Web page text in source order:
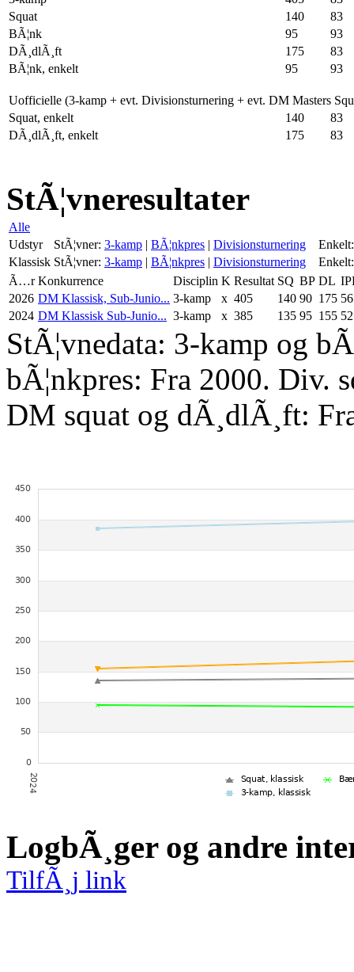
Squat
140
83
BÃ¦nk
95
93
DÃ¸dlÃ¸ft
175
83
BÃ¦nk, enkelt
95 93
Uofficielle (3-kamp + evt. Divisionsturnering + evt. DM Masters
Squat, enkelt
140
83
DÃ¸dlÃ¸ft, enkelt
175 83
StÃ¦vneresultater
Alle
Udstyr
StÃ¦vner: 3-kamp | BÃ¦nkpres | Divisionsturnering
Enkelt:
Klassisk StÃ¦vner: 3-kamp | BÃ¦nkpres | Divisionsturnering
Enkelt:
Ã…r Konkurrence Disciplin K Resultat SQ BP DL
2026 DM Klassisk, Sub-Junio... 3-kamp x 405 140 90 175
2024 DM Klassisk Sub-Junio... 3-kamp x 385 135 95 155
StÃ¦vnedata: 3-kamp og
bÃ¦nkpres: Fra 2000. Div.
DM squat og dÃ¸dlÃ¸ft:
LogbÃ¸ger og andre
TilfÃ¸j link